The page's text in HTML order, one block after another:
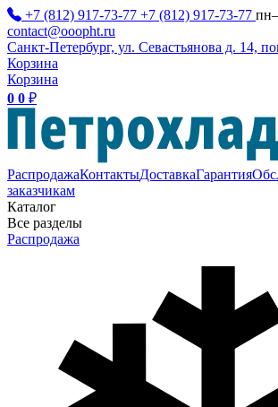
+7 (812) 917-73-77 +7 (812) 917-73-77
contact@ooopht.ru
Санкт-Петербург, ул. Севастьянова д. 14,
Корзина
Корзина
0 0 ₽
РаспродажаКонтактыДоставкаГарантия
заказчикам
Каталог
Все разделы
Распродажа